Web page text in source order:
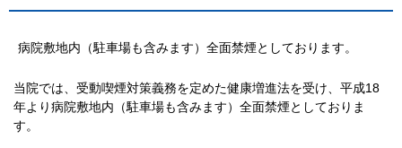
置：
病院敷地内（駐車場も含みます）全面禁煙としております。
当院では、受動喫煙対策義務を定めた健康増進法を受け、平成18
年より病院敷地内（駐車場も含みます）全面禁煙としておりま
す。